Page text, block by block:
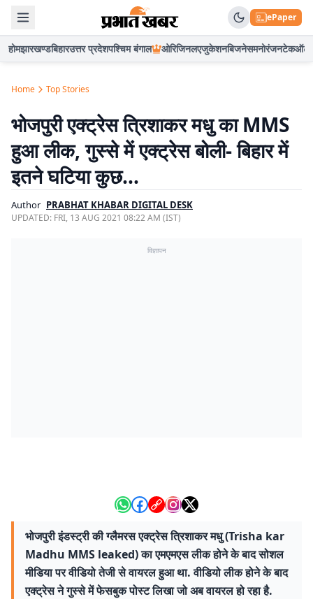
ePaper
होमझारखण्डबिहारउत्तर प्रदेशपश्चिम बंगाल ओरिजिनलएजुकेशनबिजनेसमनोरंजनटेकऑटो
Home Top Stories
भोजपुरी एक्ट्रेस त्रिशाकर मधु का MMS
हुआ लीक, गुस्से में एक्ट्रेस बोली- बिहार में
इतने घटिया कुछ…
Author PRABHAT KHABAR DIGITAL DESK
UPDATED: FRI, 13 AUG 2021 08:22 AM (IST)
विज्ञापन
भोजपुरी इंडस्ट्री की ग्लैमरस एक्ट्रेस त्रिशाकर मधु (Trisha kar
Madhu MMS leaked) का एमएमएस लीक होने के बाद सोशल
मीडिया पर वीडियो तेजी से वायरल हुआ था. वीडियो लीक होने के बाद
एक्ट्रेस ने गुस्से में फेसबुक पोस्ट लिखा जो अब वायरल हो रहा है.